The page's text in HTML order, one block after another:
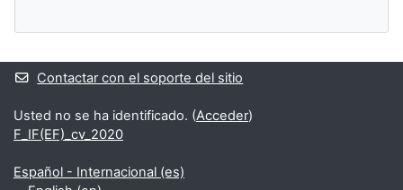
Contactar con el soporte del sitio
Usted no se ha identificado. (Acceder)
F_IF(EF)_cv_2020
Español - Internacional ‎(es)‎